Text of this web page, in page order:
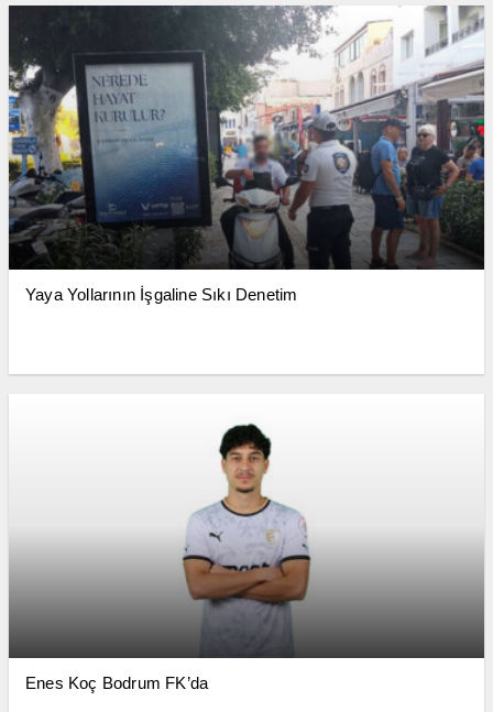
Yaya Yollarının İşgaline Sıkı Denetim
Enes Koç Bodrum FK’da